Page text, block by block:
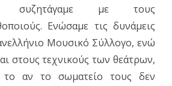
συζητάγαμε με τους
Ενώσαμε τις δυνάμεις
Μουσικό Σύλλογο, ενώ
στους τεχνικούς των θεάτρων,
το αν το σωματείο τους δεν